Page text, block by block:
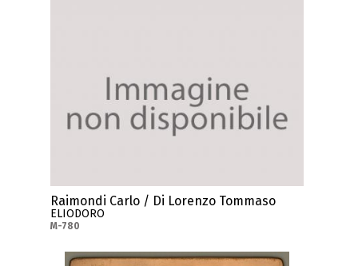
Raimondi Carlo / Di Lorenzo Tommaso
ELIODORO
M-780